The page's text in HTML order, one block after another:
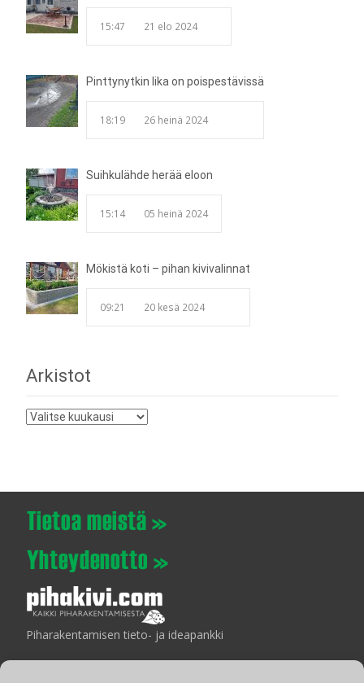
15:47 21 elo 2024
Pinttynytkin lika on poispestävissä
18:19 26 heinä 2024
Suihkulähde herää eloon
15:14 05 heinä 2024
Mökistä koti – pihan kivivalinnat
09:21 20 kesä 2024
Arkistot
Arkistot
Piharakentamisen tieto- ja ideapankki